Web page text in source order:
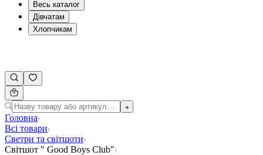
Весь каталог
Дівчатам
Хлопчикам
Головна
Всі товари
Светри та світшоти
Світшот " Good Boys Club"